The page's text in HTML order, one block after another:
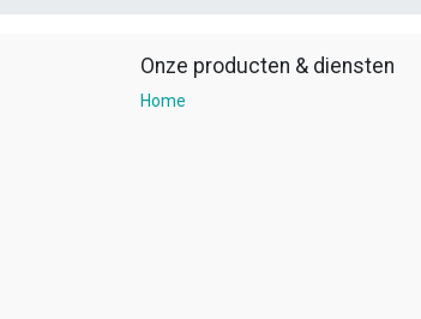
Onze producten & diensten
Home